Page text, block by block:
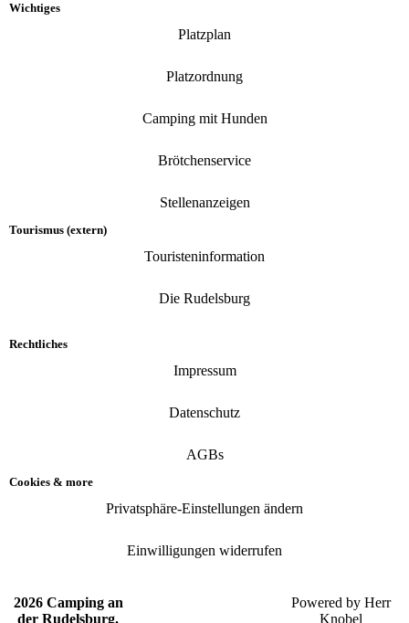
Rechtliches
Impressum
Datenschutz
AGBs
Cookies & more
Privatsphäre-Einstellungen ändern
Einwilligungen widerrufen
Wichtiges
Platzplan
Platzordnung
Camping mit Hunden
Brötchenservice
Stellenanzeigen
Tourismus (extern)
Touristeninformation
Die Rudelsburg
2026 Camping an
der Rudelsburg.
Powered by Herr
Knobel